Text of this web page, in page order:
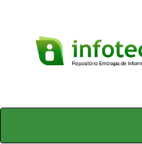
Skip